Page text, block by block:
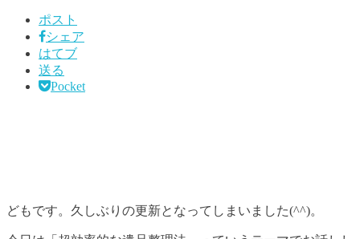
ポスト
シェア
はてブ
送る
Pocket
どもです。久しぶりの更新となってしまいました(^^)。